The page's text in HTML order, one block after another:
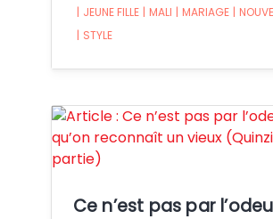
| JEUNE FILLE | MALI | MARIAGE |
| STYLE
Ce n’est pas par